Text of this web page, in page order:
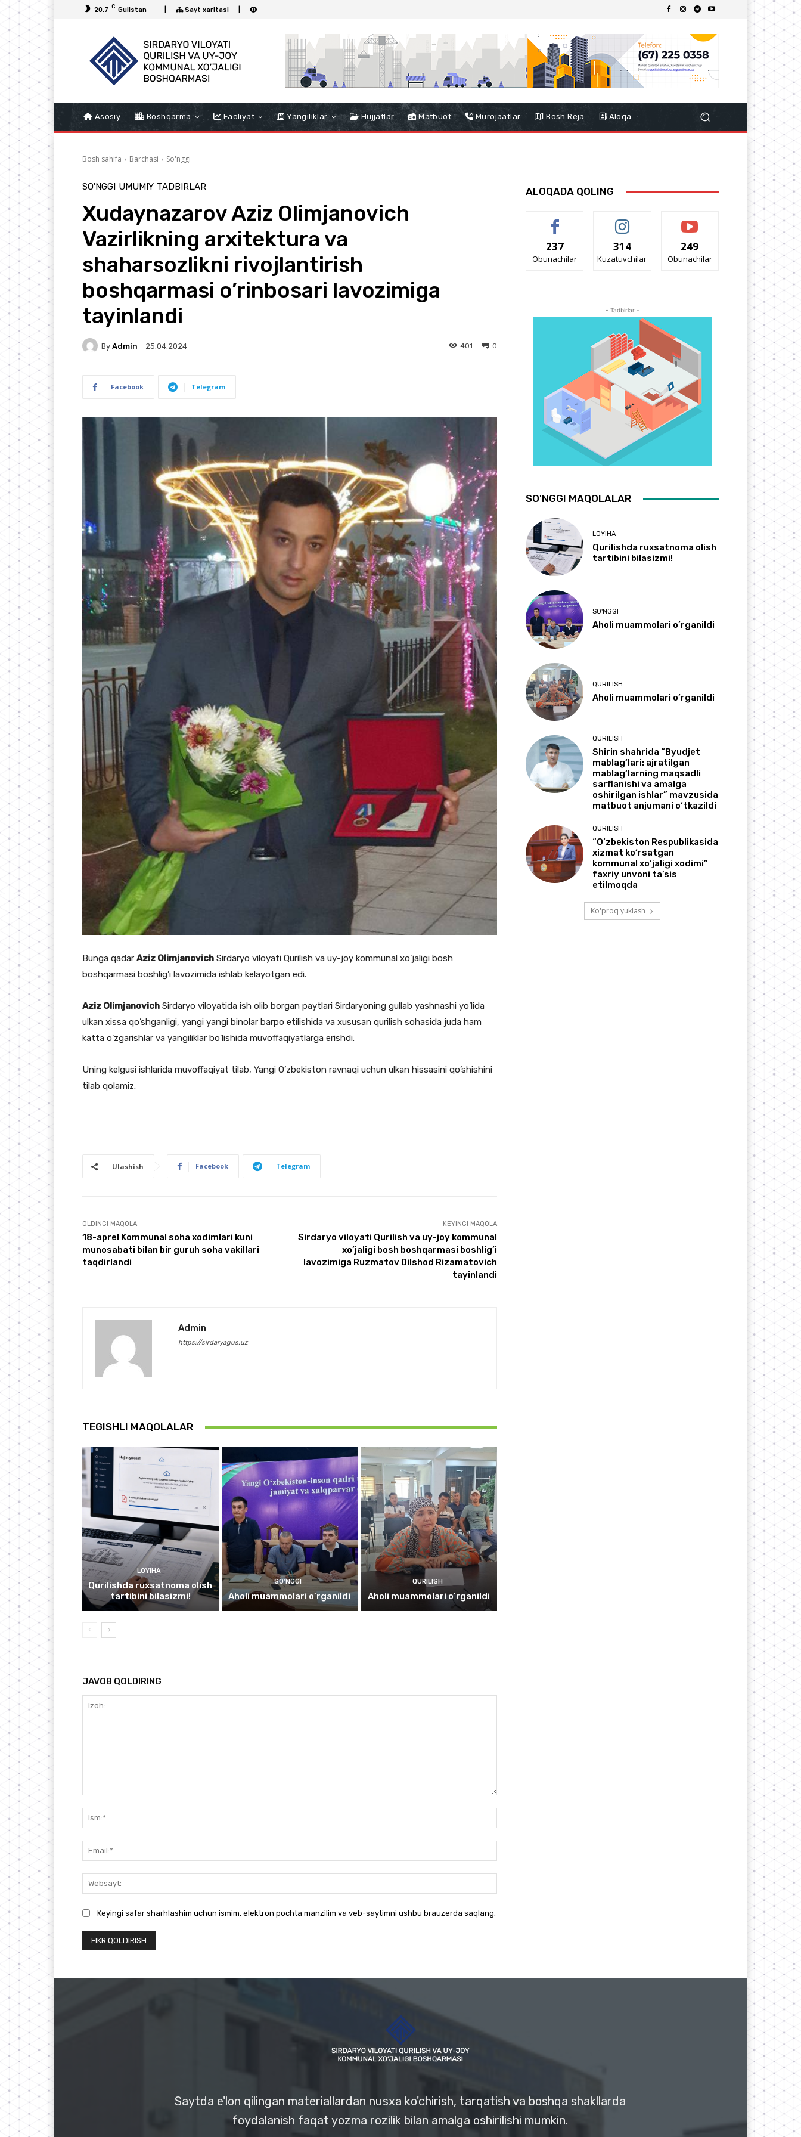
20.7 C Gulistan Sayt xaritasi
Asosiy Boshqarma Faoliyat Yangiliklar Hujjatlar Matbuot Murojaatlar Bosh Reja Aloqa
Bosh sahifa Barchasi So'nggi
SO'NGGI UMUMIY TADBIRLAR
Xudaynazarov Aziz Olimjanovich
Vazirlikning arxitektura va
shaharsozlikni rivojlantirish
boshqarmasi o’rinbosari lavozimiga
tayinlandi
By Admin 25.04.2024 0
401
Facebook Telegram
Bunga qadar Aziz Olimjanovich Sirdaryo viloyati Qurilish va uy-joy kommunal xo’jaligi bosh
boshqarmasi boshlig’i lavozimida ishlab kelayotgan edi.
Aziz Olimjanovich Sirdaryo viloyatida ish olib borgan paytlari Sirdaryoning gullab yashnashi yo’lida
ulkan xissa qo’shganligi, yangi yangi binolar barpo etilishida va xususan qurilish sohasida juda ham
katta o’zgarishlar va yangiliklar bo’lishida muvoffaqiyatlarga erishdi.
Uning kelgusi ishlarida muvoffaqiyat tilab, Yangi O’zbekiston ravnaqi uchun ulkan hissasini qo’shishini
tilab qolamiz.
Ulashish Facebook Telegram
OLDINGI MAQOLA
18-aprel Kommunal soha xodimlari kuni
munosabati bilan bir guruh soha vakillari
taqdirlandi
KEYINGI MAQOLA
Sirdaryo viloyati Qurilish va uy-joy kommunal
xo’jaligi bosh boshqarmasi boshlig’i
lavozimiga Ruzmatov Dilshod Rizamatovich
tayinlandi
Admin
https://sirdaryagus.uz
TEGISHLI MAQOLALAR
LOYIHA
Qurilishda ruxsatnoma olish
tartibini bilasizmi!
SO'NGGI
Aholi muammolari o’rganildi
QURILISH
Aholi muammolari o’rganildi
JAVOB QOLDIRING
Keyingi safar sharhlashim uchun ismim, elektron pochta manzilim va veb-saytimni ushbu brauzerda saqlang.
ALOQADA QOLING
237
Obunachilar
314
Kuzatuvchilar
249
Obunachilar
- Tadbirlar -
SO'NGGI MAQOLALAR
LOYIHA
Qurilishda ruxsatnoma olish
tartibini bilasizmi!
SO'NGGI
Aholi muammolari o’rganildi
QURILISH
Aholi muammolari o’rganildi
QURILISH
Shirin shahrida “Byudjet
mablag‘lari: ajratilgan
mablag‘larning maqsadli
sarflanishi va amalga
oshirilgan ishlar” mavzusida
matbuot anjumani o‘tkazildi
QURILISH
“O‘zbekiston Respublikasida
xizmat ko‘rsatgan
kommunal xo‘jaligi xodimi”
faxriy unvoni ta’sis
etilmoqda
Ko'proq yuklash
Saytda e'lon qilingan materiallardan nusxa ko'chirish, tarqatish va boshqa shakllarda
foydalanish faqat yozma rozilik bilan amalga oshirilishi mumkin.